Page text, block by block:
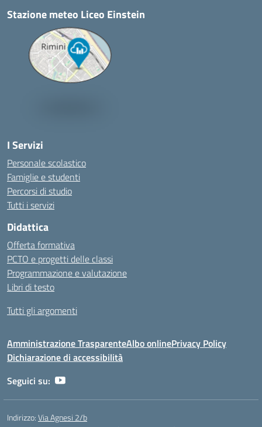
Stazione meteo Liceo Einstein
I Servizi
Personale scolastico
Famiglie e studenti
Percorsi di studio
Tutti i servizi
Didattica
Offerta formativa
PCTO e progetti delle classi
Programmazione e valutazione
Libri di testo
Tutti gli argomenti
Amministrazione TrasparenteAlbo onlinePrivacy Policy
Dichiarazione di accessibilità
Seguici su:
Indirizzo:Via Agnesi 2/b